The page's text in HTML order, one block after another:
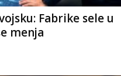
Fabrike sele u
menja